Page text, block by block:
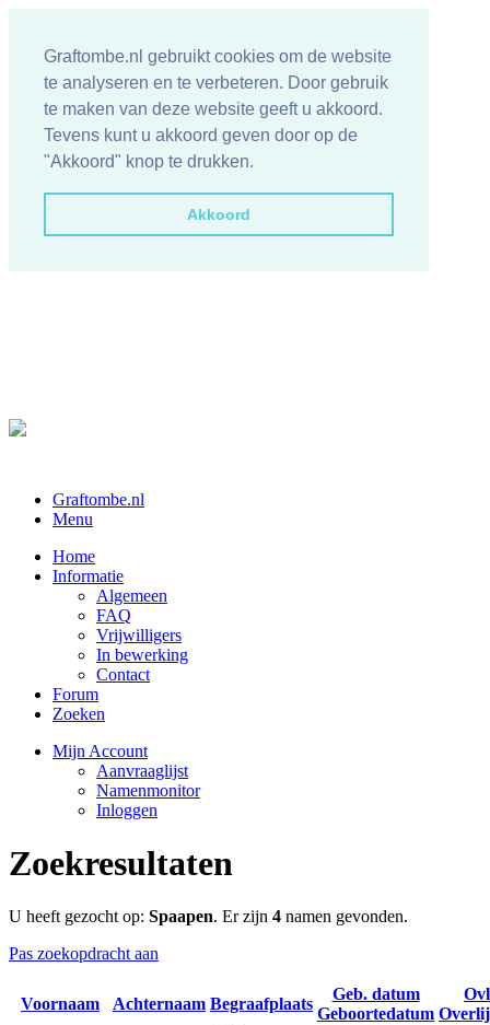
Graftombe.nl gebruikt cookies om de website
te analyseren en te verbeteren. Door gebruik
te maken van deze website geeft u akkoord.
Tevens kunt u akkoord geven door op de
"Akkoord" knop te drukken.
Akkoord
Graftombe.nl
Menu
Home
Informatie
Algemeen
FAQ
Vrijwilligers
In bewerking
Contact
Forum
Zoeken
Mijn Account
Aanvraaglijst
Namenmonitor
Inloggen
Zoekresultaten
U heeft gezocht op: Spaapen. Er zijn 4 namen gevonden.
Pas zoekopdracht aan
Voornaam Achternaam Begraafplaats
Geb. datum
Geboortedatum